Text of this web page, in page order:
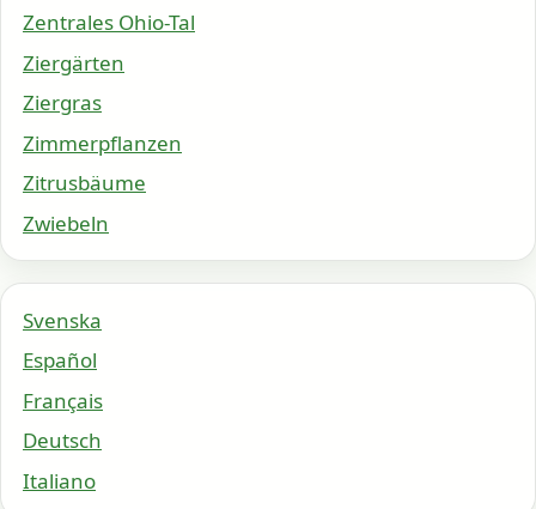
Zentrales Ohio-Tal
Ziergärten
Ziergras
Zimmerpflanzen
Zitrusbäume
Zwiebeln
Svenska
Español
Français
Deutsch
Italiano